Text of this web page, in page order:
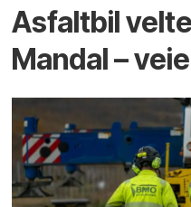
Asfaltbil
Mandal –